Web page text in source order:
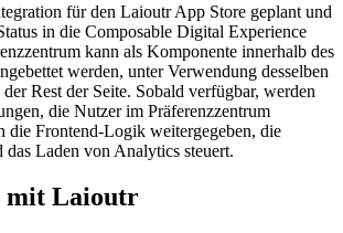
für den Laioutr App Store geplant und
in die Composable Digital Experience
kann als Komponente innerhalb des
werden, unter Verwendung desselben
Rest der Seite. Sobald verfügbar, werden
die Nutzer im Präferenzzentrum
die Frontend-Logik weitergegeben, die
das Laden von Analytics steuert.
Laioutr